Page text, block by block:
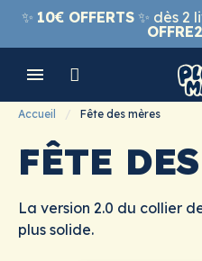
✨ 10€ OFFERTS ✨ dès 2
Accueil Fête des mères
FÊTE
La version 2.0 du collier
plus solide.